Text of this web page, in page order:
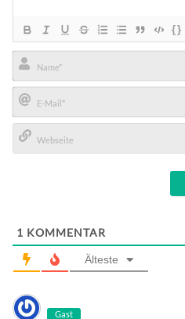
{}
Name*
E-
Mail*
1 KOMMENTAR
Älteste
Gast